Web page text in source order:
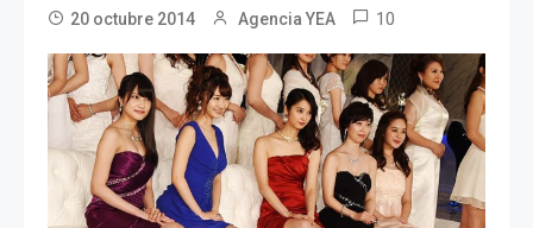
20 octubre 2014 Agencia YEA 10